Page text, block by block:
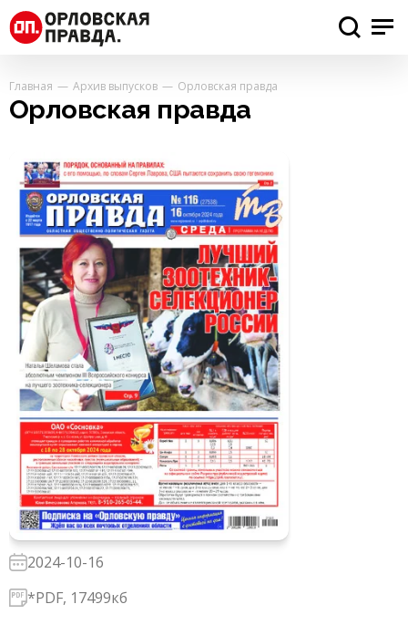
Главная Архив выпусков Орловская правда
Орловская правда
2024-10-16
*PDF, 17499кб